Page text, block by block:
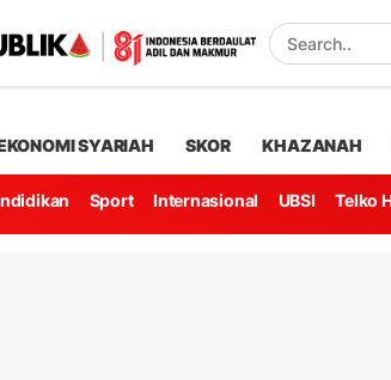
SYARIAH SKOR KHAZANAH
Sport Internasional UBSI Telko